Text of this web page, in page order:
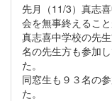
先月（11/3）真志
会を無事終えること
真志喜中学校の先
名の先生方も参加
た。
同窓生も９３名の
た。